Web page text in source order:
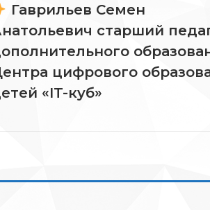
Гаврильев Семен
старший
цифрового
«IT-куб»